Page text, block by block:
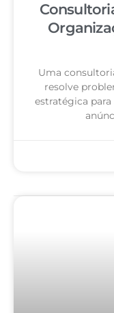
Uma
resolve
estratégica